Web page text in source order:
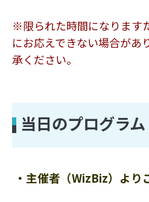
※限られた時間になります
にお応えできない場合があ
承ください。
当日のプログラム
・主催者（WizBiz）より